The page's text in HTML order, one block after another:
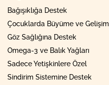
Bağışıklığa Destek
Çocuklarda Büyüme ve Gelişim
Göz Sağlığına Destek
Omega-3 ve Balık Yağları
Sadece Yetişkinlere Özel
Sindirim Sistemine Destek